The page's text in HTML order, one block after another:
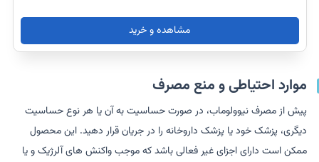
مشاهده و خرید
موارد احتیاطی و منع مصرف
پیش از مصرف نیوولوماب، در صورت حساسیت به آن یا هر نوع حساسیت
دیگری، پزشک خود یا پزشک داروخانه را در جریان قرار دهید. این محصول
ممکن است دارای اجزای غیر فعالی باشد که موجب واکنش های آلرژیک و یا